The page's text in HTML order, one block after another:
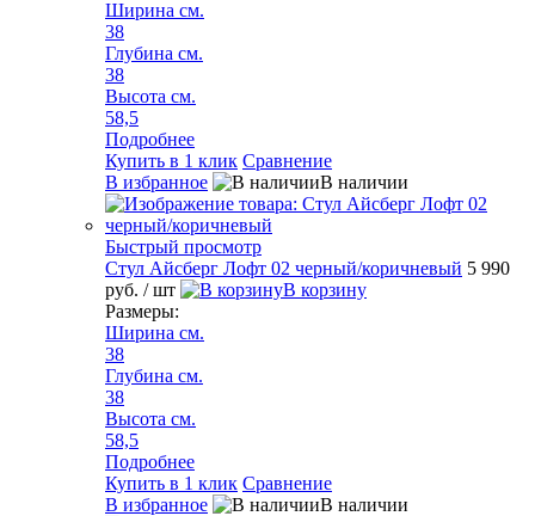
Ширина см.
38
Глубина см.
38
Высота см.
58,5
Подробнее
Купить в 1 клик Сравнение
В избранное
В наличии
Быстрый просмотр
Стул Айсберг Лофт 02 черный/коричневый 5 990
руб. / шт
В корзину
Размеры:
Ширина см.
38
Глубина см.
38
Высота см.
58,5
Подробнее
Купить в 1 клик Сравнение
В избранное
В наличии